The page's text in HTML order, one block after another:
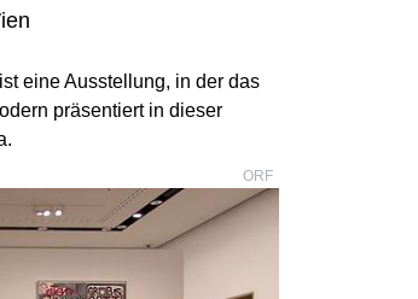
eine Ausstellung, in der das
präsentiert in dieser
ORF